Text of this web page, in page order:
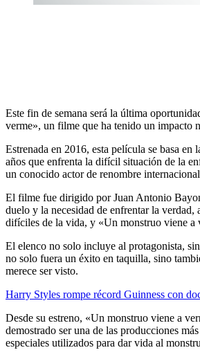
Este fin de semana será la última
verme», un filme que ha tenido un impacto
Estrenada en 2016, esta película se basa
años que enfrenta la difícil situación de la
un conocido actor de renombre
El filme fue dirigido por Juan Antonio
duelo y la necesidad de enfrentar la verdad,
difíciles de la vida, y «Un monstruo viene a
El elenco no solo incluye al protagonista,
no solo fuera un éxito en taquilla, sino
merece ser visto.
Harry Styles rompe récord Guinness con
Desde su estreno, «Un monstruo viene a
demostrado ser una de las producciones
especiales utilizados para dar vida al